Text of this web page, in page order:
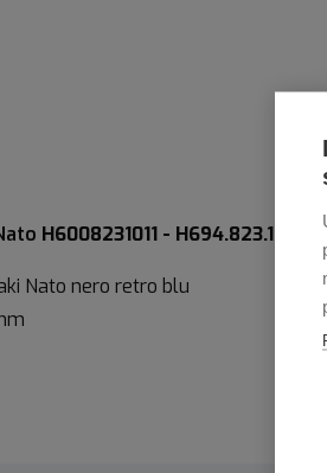
H6008231011 - H694.823.101
Nato nero retro blu